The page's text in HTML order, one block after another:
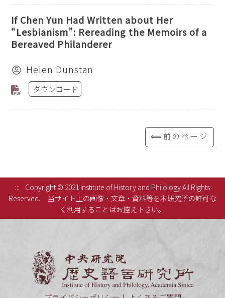
If Chen Yun Had Written about Her
“Lesbianism”: Rereading the Memoirs of a
Bereaved Philanderer
Helen Dunstan
ダウンロード
⟸前のページ
:::
Copyright © 2021 Institute of History and Philology All Rights
Reserved.
当サイト上の画像・文章・資料等を本研究所の許可な
く利用することはお控え下さい。